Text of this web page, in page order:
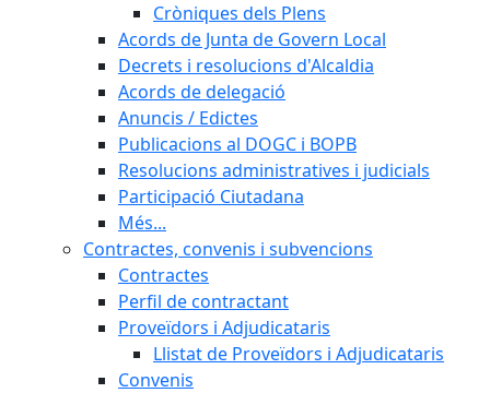
Cròniques dels Plens
Acords de Junta de Govern Local
Decrets i resolucions d'Alcaldia
Acords de delegació
Anuncis / Edictes
Publicacions al DOGC i BOPB
Resolucions administratives i judicials
Participació Ciutadana
Més...
Contractes, convenis i subvencions
Contractes
Perfil de contractant
Proveïdors i Adjudicataris
Llistat de Proveïdors i Adjudicataris
Convenis